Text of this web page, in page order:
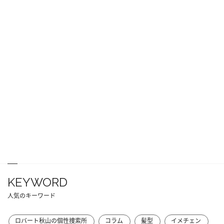
KEYWORD
人気のキーワード
ロバート秋山の個性捜索所 コラム 髪型
イメチェン